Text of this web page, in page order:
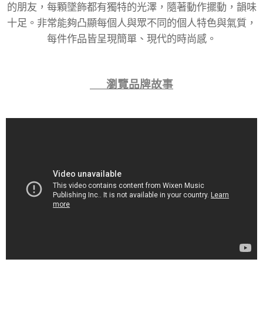
的朋友，每顆墜飾都有獨特的光澤，隨著動作擺動，韻味
十足。非常能夠凸顯每個人與眾不同的個人特色與氣質，
每件作品皆呈現簡單、現代的時尚感。
👉 瀏覽品牌故事